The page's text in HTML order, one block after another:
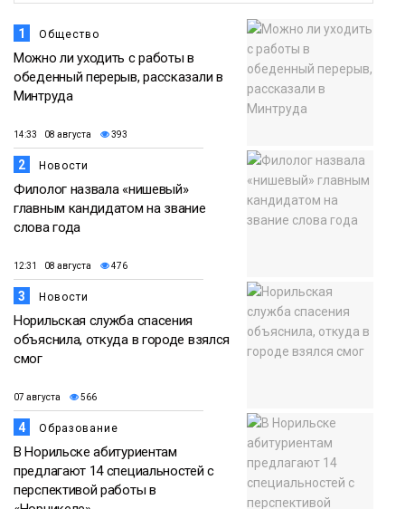
1 Общество
Можно ли уходить с работы в
обеденный перерыв, рассказали в
Минтруда
14:33 08 августа 393
2 Новости
Филолог назвала «нишевый»
главным кандидатом на звание
слова года
12:31 08 августа 476
3 Новости
Норильская служба спасения
объяснила, откуда в городе взялся
смог
07 августа 566
4 Образование
В Норильске абитуриентам
предлагают 14 специальностей с
перспективой работы в